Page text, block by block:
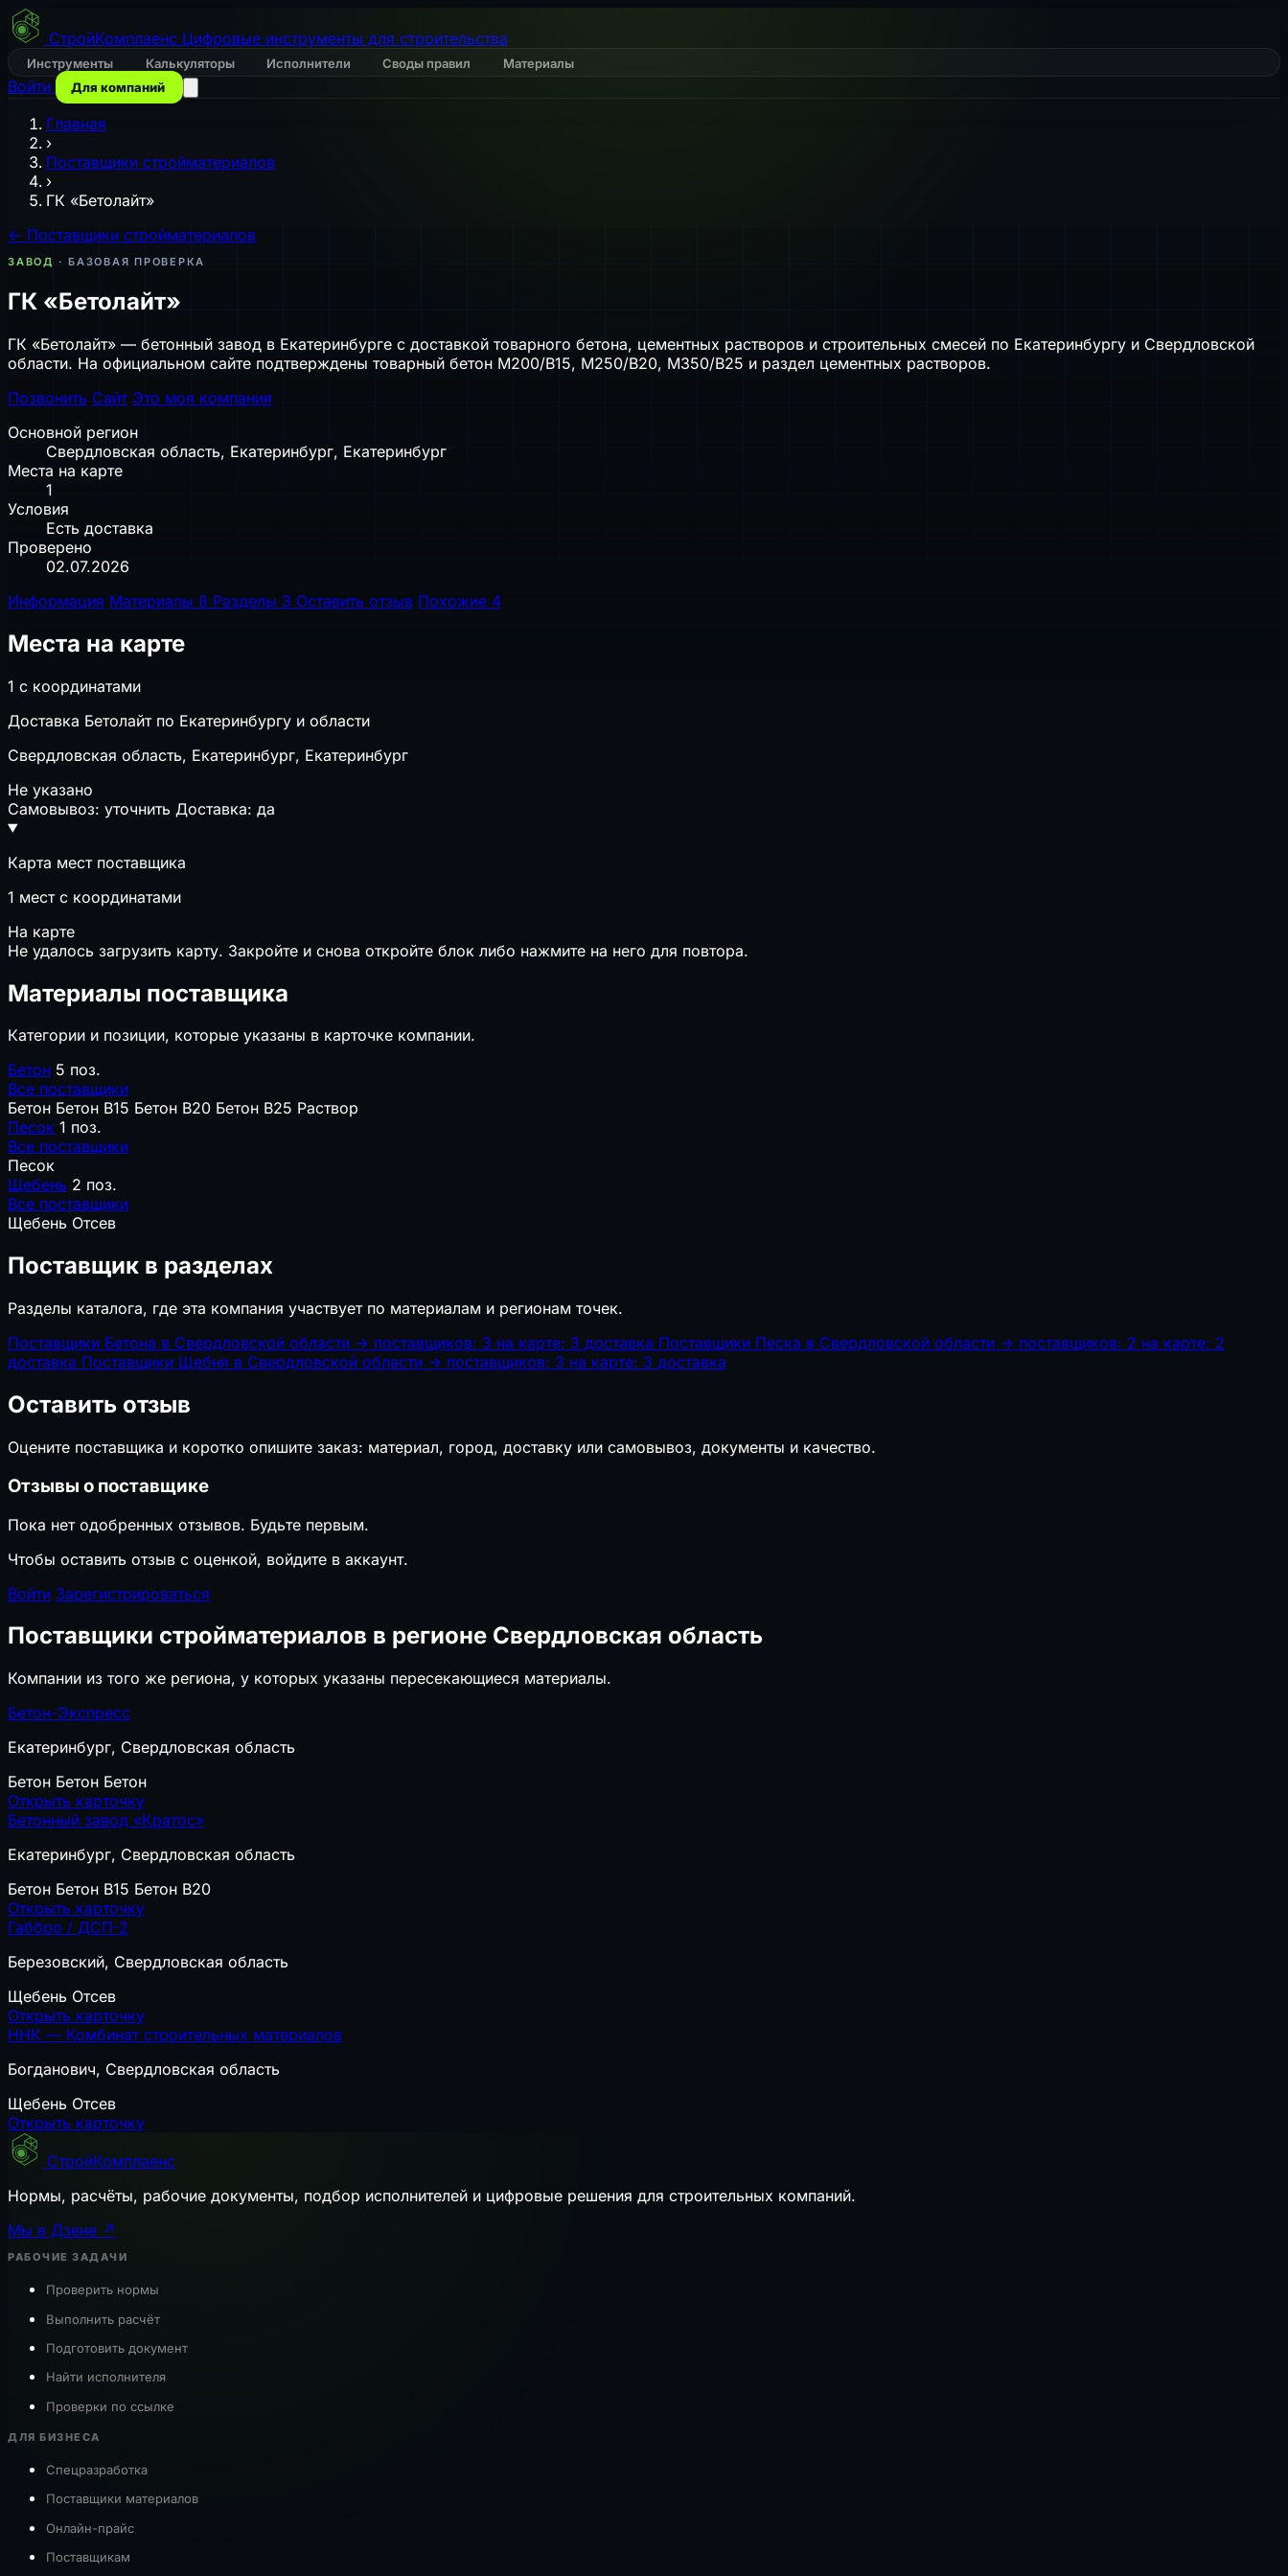
СтройКомплаенс Цифровые инструменты для строительства
Инструменты Калькуляторы Исполнители Своды правил Материалы
Войти Для компаний
Главная
›
Поставщики стройматериалов
›
ГК «Бетолайт»
← Поставщики стройматериалов
ЗАВОД · БАЗОВАЯ ПРОВЕРКА
ГК «Бетолайт»
ГК «Бетолайт» — бетонный завод в Екатеринбурге с доставкой товарного бетона, цементных растворов и строительных смесей по Екатеринбургу и Свердловской
области. На официальном сайте подтверждены товарный бетон М200/B15, М250/B20, М350/B25 и раздел цементных растворов.
Позвонить Сайт Это моя компания
Основной регион
Свердловская область, Екатеринбург, Екатеринбург
Места на карте
1
Условия
Есть доставка
Проверено
02.07.2026
Информация Материалы 8 Разделы 3 Оставить отзыв Похожие 4
Места на карте
1 с координатами
Доставка Бетолайт по Екатеринбургу и области
Свердловская область, Екатеринбург, Екатеринбург
Не указано
Самовывоз: уточнить Доставка: да
Карта мест поставщика
1 мест с координатами
На карте
Не удалось загрузить карту. Закройте и снова откройте блок либо нажмите на него для повтора.
Материалы поставщика
Категории и позиции, которые указаны в карточке компании.
Бетон 5 поз.
Все поставщики
Бетон Бетон B15 Бетон B20 Бетон B25 Раствор
Песок 1 поз.
Все поставщики
Песок
Щебень 2 поз.
Все поставщики
Щебень Отсев
Поставщик в разделах
Разделы каталога, где эта компания участвует по материалам и регионам точек.
Поставщики Бетона в Свердловской области → поставщиков: 3 на карте: 3 доставка Поставщики Песка в Свердловской области → поставщиков: 2 на карте: 2
доставка Поставщики Щебня в Свердловской области → поставщиков: 3 на карте: 3 доставка
Оставить отзыв
Оцените поставщика и коротко опишите заказ: материал, город, доставку или самовывоз, документы и качество.
Отзывы о поставщике
Пока нет одобренных отзывов. Будьте первым.
Чтобы оставить отзыв с оценкой, войдите в аккаунт.
Войти Зарегистрироваться
Поставщики стройматериалов в регионе Свердловская область
Компании из того же региона, у которых указаны пересекающиеся материалы.
Бетон-Экспресс
Екатеринбург, Свердловская область
Бетон Бетон Бетон
Открыть карточку
Бетонный завод «Кратос»
Екатеринбург, Свердловская область
Бетон Бетон B15 Бетон B20
Открыть карточку
Габбро / ДСП-2
Березовский, Свердловская область
Щебень Отсев
Открыть карточку
ННК — Комбинат строительных материалов
Богданович, Свердловская область
Щебень Отсев
Открыть карточку
СтройКомплаенс
Нормы, расчёты, рабочие документы, подбор исполнителей и цифровые решения для строительных компаний.
Мы в Дзене ↗
РАБОЧИЕ ЗАДАЧИ
Проверить нормы
Выполнить расчёт
Подготовить документ
Найти исполнителя
Проверки по ссылке
ДЛЯ БИЗНЕСА
Спецразработка
Поставщики материалов
Онлайн-прайс
Поставщикам